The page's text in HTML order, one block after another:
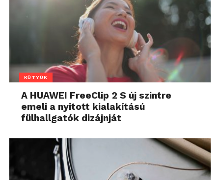
KÜTYÜK
A HUAWEI FreeClip 2 S új szintre
emeli a nyitott kialakítású
fülhallgatók dizájnját